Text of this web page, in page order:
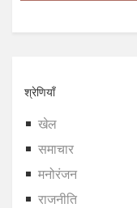
श्रेणियाँ
खेल
समाचार
मनोरंजन
राजनीति